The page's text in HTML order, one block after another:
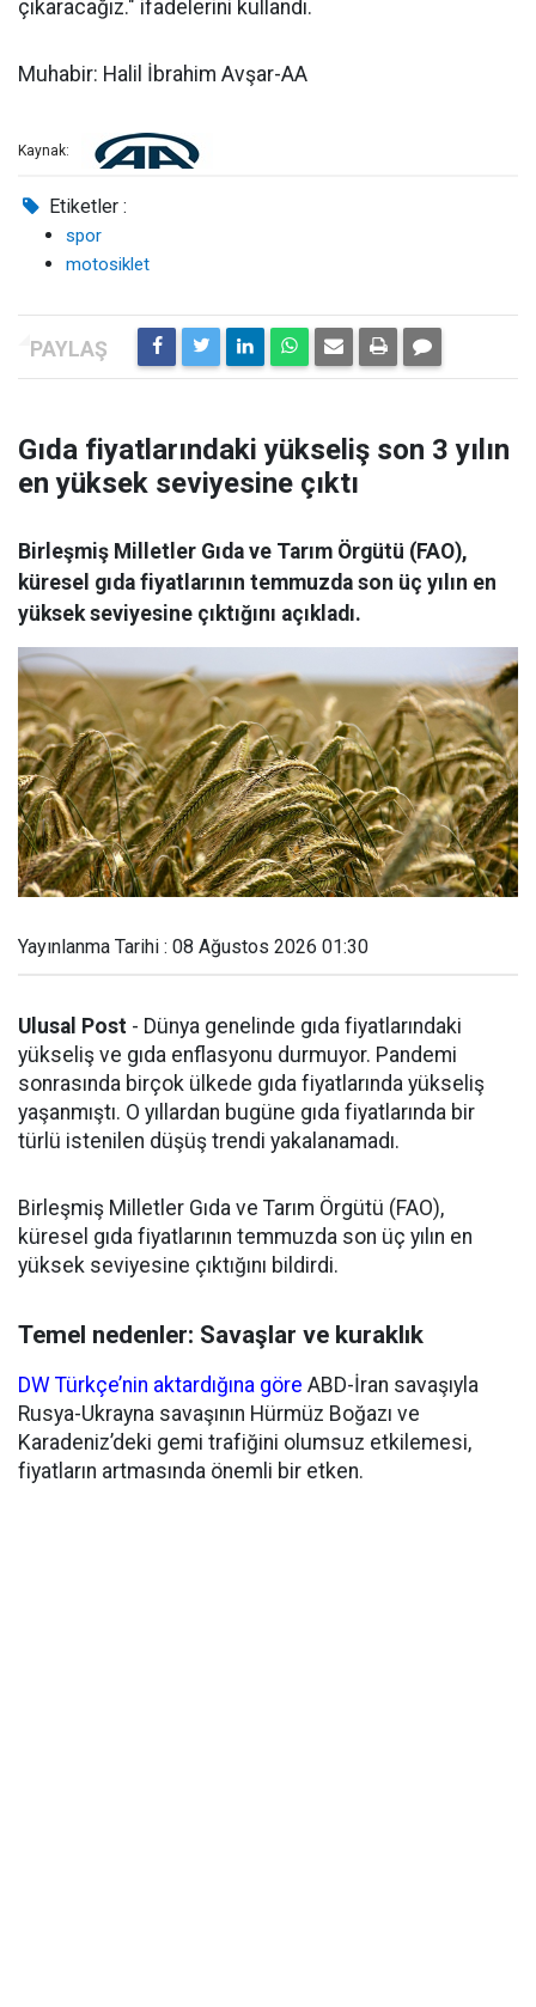
çıkaracağız." ifadelerini kullandı.
Muhabir: Halil İbrahim Avşar-AA
Kaynak:
Etiketler :
spor
motosiklet
Gıda fiyatlarındaki yükseliş son 3 yılın
en yüksek seviyesine çıktı
Birleşmiş Milletler Gıda ve Tarım Örgütü (FAO),
küresel gıda fiyatlarının temmuzda son üç yılın en
yüksek seviyesine çıktığını açıkladı.
Yayınlanma Tarihi : 08 Ağustos 2026 01:30
Ulusal Post - Dünya genelinde gıda fiyatlarındaki
yükseliş ve gıda enflasyonu durmuyor. Pandemi
sonrasında birçok ülkede gıda fiyatlarında yükseliş
yaşanmıştı. O yıllardan bugüne gıda fiyatlarında bir
türlü istenilen düşüş trendi yakalanamadı.
Birleşmiş Milletler Gıda ve Tarım Örgütü (FAO),
küresel gıda fiyatlarının temmuzda son üç yılın en
yüksek seviyesine çıktığını bildirdi.
Temel nedenler: Savaşlar ve kuraklık
DW Türkçe’nin aktardığına göre ABD-İran savaşıyla
Rusya-Ukrayna savaşının Hürmüz Boğazı ve
Karadeniz’deki gemi trafiğini olumsuz etkilemesi,
fiyatların artmasında önemli bir etken.